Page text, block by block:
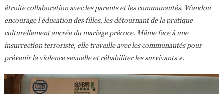
étroite collaboration avec les parents et les communautés, Wandou
encourage l’éducation des filles, les détournant de la pratique
culturellement ancrée du mariage précoce. Même face à une
insurrection terroriste, elle travaille avec les communautés pour
prévenir la violence sexuelle et réhabiliter les survivants ».